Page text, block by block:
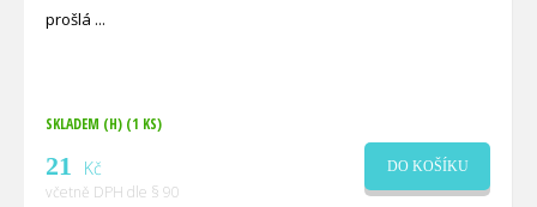
prošlá
SKLADEM (H) (1 KS)
21 Kč
včetně DPH dle § 90
DO KOŠÍKU